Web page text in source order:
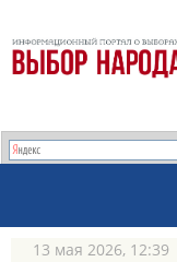
13 мая 2026, 12:39